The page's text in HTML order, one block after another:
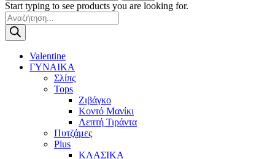
Start typing to see products you are looking for.
Products
search
Valentine
ΓΥΝΑΙΚΑ
Σλίπς
Tops
Ζιβάγκο
Κοντό Μανίκι
Λεπτή Τιράντα
Πυτζάμες
Plus
ΚΛΑΣΙΚΑ